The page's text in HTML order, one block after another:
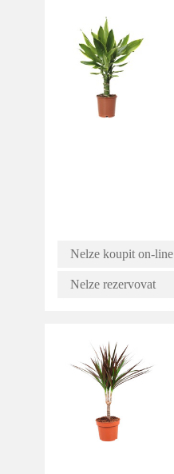
Nelze koupit on-line
Nelze rezervovat